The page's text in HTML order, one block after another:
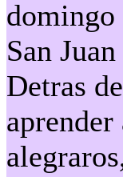
domingo
San
Detras